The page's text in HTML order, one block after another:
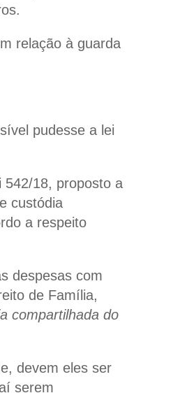
relação à guarda
pudesse a lei
542/18, proposto a
custódia
a respeito
despesas com
de Família,
compartilhada do
devem eles ser
serem